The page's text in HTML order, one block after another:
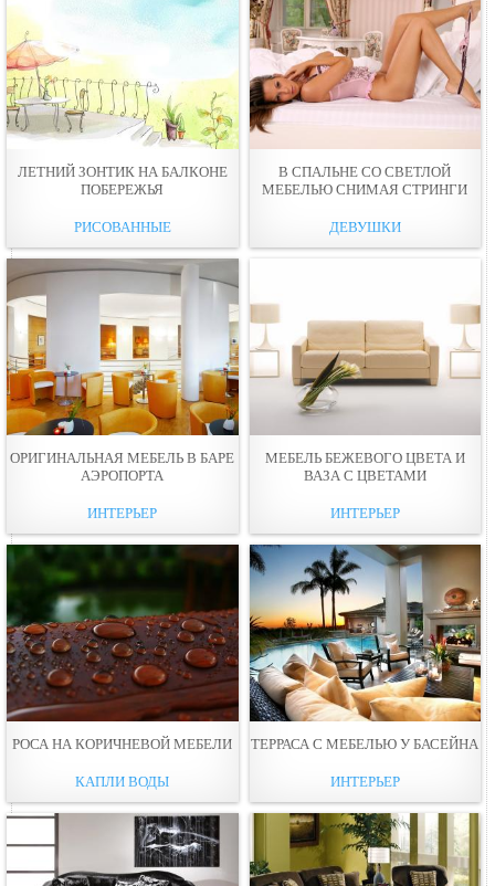
ЛЕТНИЙ ЗОНТИК НА БАЛКОНЕ
ПОБЕРЕЖЬЯ
РИСОВАННЫЕ
В СПАЛЬНЕ СО СВЕТЛОЙ
МЕБЕЛЬЮ СНИМАЯ СТРИНГИ
ДЕВУШКИ
ОРИГИНАЛЬНАЯ МЕБЕЛЬ В БАРЕ
АЭРОПОРТА
ИНТЕРЬЕР
МЕБЕЛЬ БЕЖЕВОГО ЦВЕТА И
ВАЗА С ЦВЕТАМИ
ИНТЕРЬЕР
РОСА НА КОРИЧНЕВОЙ МЕБЕЛИ
КАПЛИ ВОДЫ
ТЕРРАСА С МЕБЕЛЬЮ У БАСЕЙНА
ИНТЕРЬЕР